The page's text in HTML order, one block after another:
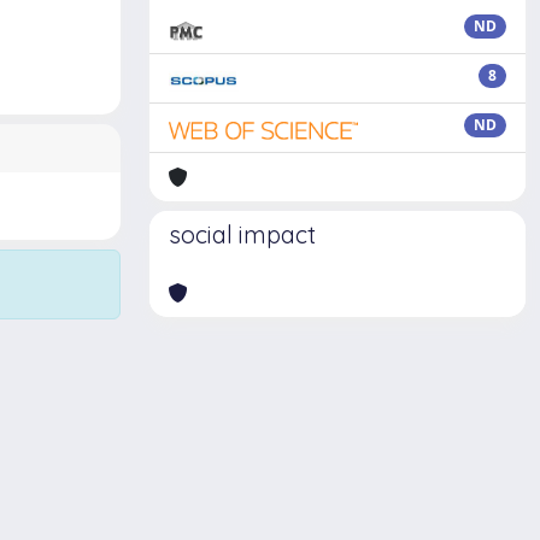
ND
8
ND
social impact